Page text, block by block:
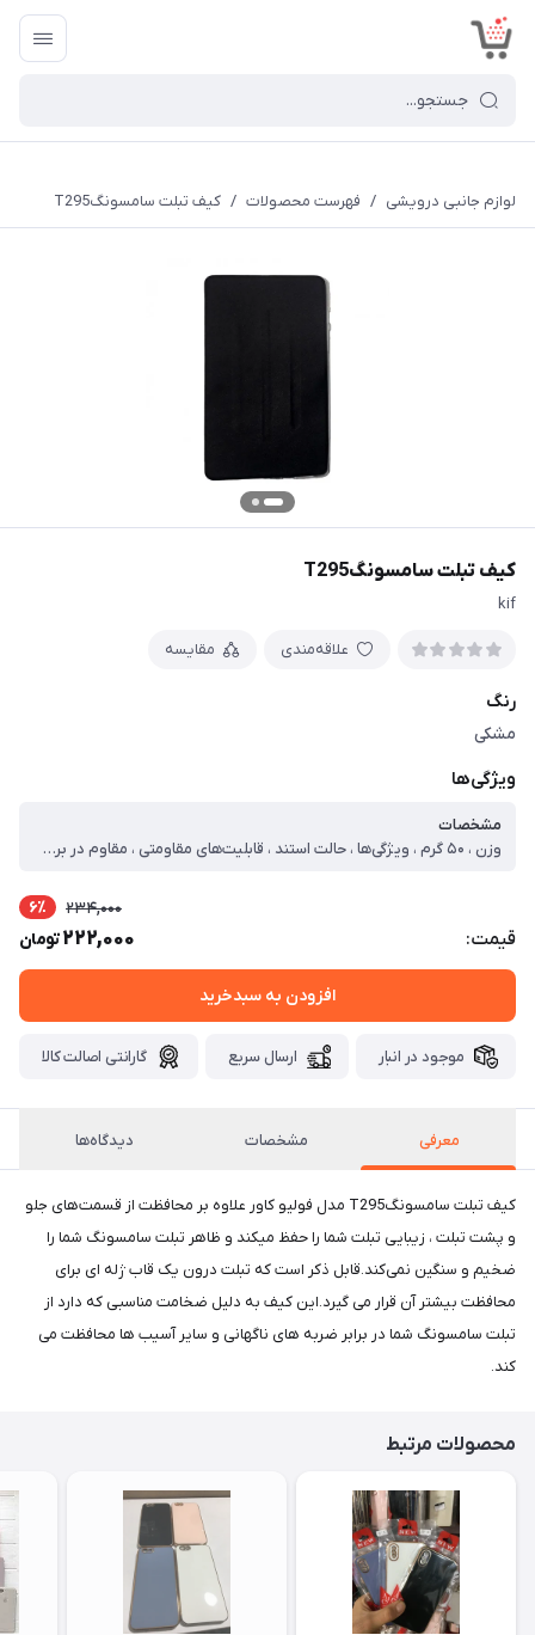
لوازم جانبی درویشی / فهرست محصولات / کیف تبلت سامسونگT295
کیف تبلت سامسونگT295
kif
علاقه‌مندی مقایسه
رنگ
مشکی
ویژگی‌ها
مشخصات
وزن ، ۵۰ گرم ، ویژگی‌ها ، حالت استند ، قابلیت‌های مقاومتی ، مقاوم در برابرضربه ، محافظت از بخش‌های ، اطراف ، قسمت پشت ، قسمت جلو (صفحه نمایش)
قیمت:
234,000 6٪
222,000تومان
افزودن به سبدخرید
موجود در انبار ارسال سریع گارانتی اصالت کالا
معرفی مشخصات دیدگاه‌ها
کیف تبلت سامسونگT295 مدل فولیو کاور علاوه بر محافظت از قسمت‌های جلو
و پشت تبلت ، زیبایی تبلت شما را حفظ میکند و ظاهر تبلت سامسونگ شما را
ضخیم و سنگین نمی‌کند.قابل ذکر است که تبلت درون یک قاب ژله ای برای
محافظت بیشتر آن قرار می گیرد.این کیف به دلیل ضخامت مناسبی که دارد از
تبلت سامسونگ شما در برابر ضربه های ناگهانی و سایر آسیب ها محافظت می
کند.
محصولات مرتبط